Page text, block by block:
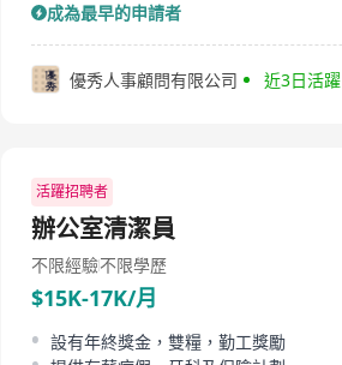
成為最早的申請者
優秀人事顧問有限公司 近3日活躍
活躍招聘者
辦公室清潔員
不限經驗不限學歷
$15K-17K/月
設有年終獎金，雙糧，勤工獎勵